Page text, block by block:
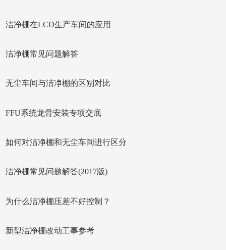
洁净棚在LCD生产车间的应用
洁净棚常见问题解答
无尘车间与洁净棚的区别对比
FFU系统龙骨安装专项交底
如何对洁净棚和无尘车间进行区分
洁净棚常见问题解答(2017版)
为什么洁净棚压差不好控制？
新型洁净棚改动工事参考